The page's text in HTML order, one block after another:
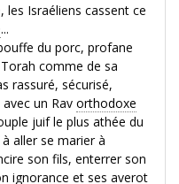
les Israéliens cassent ce
...
du porc, profane
comme de sa
rassuré, sécurisé,
avec un Rav orthodoxe
juif le plus athée du
aller se marier à
son fils, enterrer son
ignorance et ses averot